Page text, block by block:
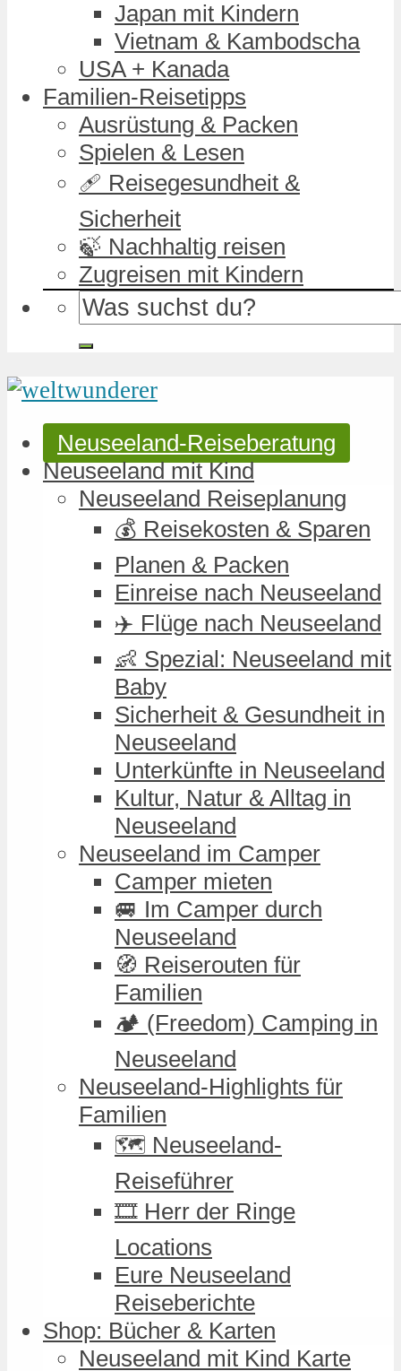
Japan mit Kindern
Vietnam & Kambodscha
USA + Kanada
Familien-Reisetipps
Ausrüstung & Packen
Spielen & Lesen
🩹 Reisegesundheit &
Sicherheit
🍃 Nachhaltig reisen
Zugreisen mit Kindern
Neuseeland-Reiseberatung
Neuseeland mit Kind
Neuseeland Reiseplanung
💰 Reisekosten & Sparen
Planen & Packen
Einreise nach Neuseeland
✈️ Flüge nach Neuseeland
👶 Spezial: Neuseeland mit
Baby
Sicherheit & Gesundheit in
Neuseeland
Unterkünfte in Neuseeland
Kultur, Natur & Alltag in
Neuseeland
Neuseeland im Camper
Camper mieten
🚐 Im Camper durch
Neuseeland
🧭 Reiserouten für
Familien
🏕️ (Freedom) Camping in
Neuseeland
Neuseeland-Highlights für
Familien
🗺️ Neuseeland-
Reiseführer
🎞️ Herr der Ringe
Locations
Eure Neuseeland
Reiseberichte
Shop: Bücher & Karten
Neuseeland mit Kind Karte